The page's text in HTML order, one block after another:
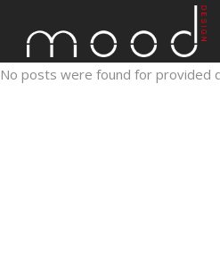
No posts were found for provided